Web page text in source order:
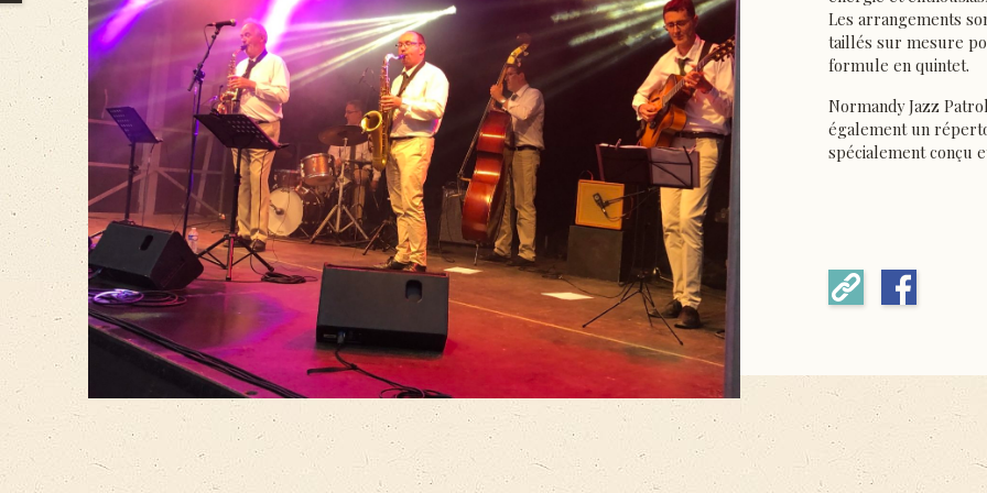
Les arrangements
taillés sur mesure
formule en quintet.
Normandy Jazz
également un
spécialement conçu